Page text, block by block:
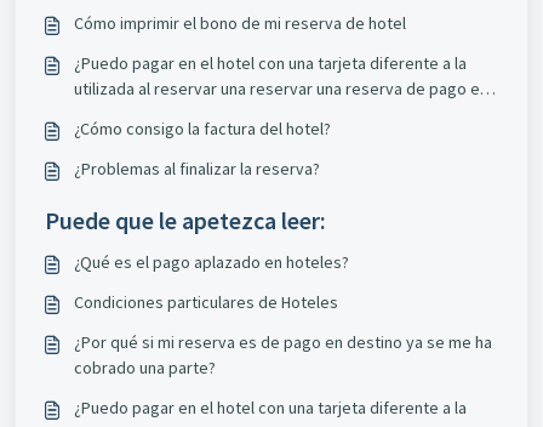
Cómo imprimir el bono de mi reserva de hotel
¿Puedo pagar en el hotel con una tarjeta diferente a la
utilizada al reservar una reservar una reserva de pago en
¿Cómo consigo la factura del hotel?
¿Problemas al finalizar la reserva?
Puede que le apetezca leer:
¿Qué es el pago aplazado en hoteles?
Condiciones particulares de Hoteles
¿Por qué si mi reserva es de pago en destino ya se me ha
cobrado una parte?
¿Puedo pagar en el hotel con una tarjeta diferente a la